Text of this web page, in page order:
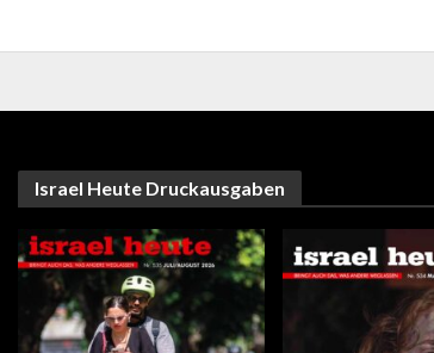
Israel Heute Druckausgaben